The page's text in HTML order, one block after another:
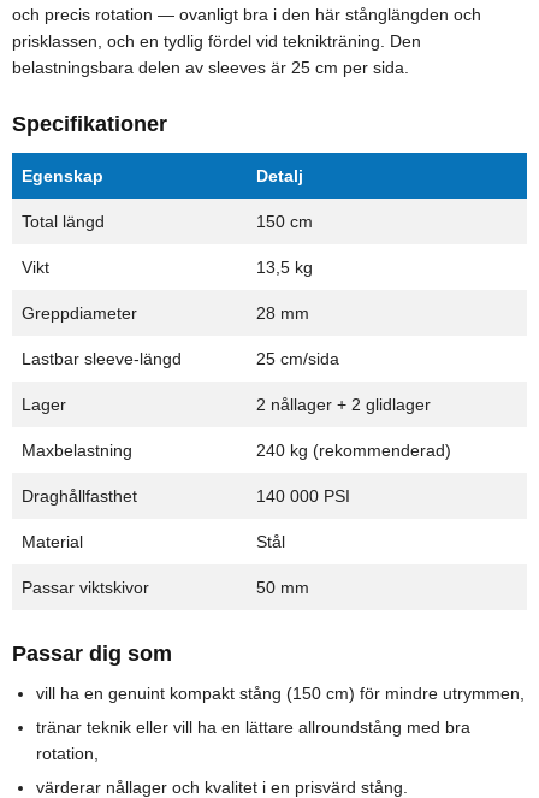
och precis rotation — ovanligt bra i den här stånglängden och
prisklassen, och en tydlig fördel vid teknikträning. Den
belastningsbara delen av sleeves är 25 cm per sida.
Specifikationer
Egenskap Detalj
Total längd 150 cm
Vikt 13,5 kg
Greppdiameter 28 mm
Lastbar sleeve-längd 25 cm/sida
Lager 2 nållager + 2 glidlager
Maxbelastning 240 kg (rekommenderad)
Draghållfasthet 140 000 PSI
Material Stål
Passar viktskivor 50 mm
Passar dig som
vill ha en genuint kompakt stång (150 cm) för mindre utrymmen,
tränar teknik eller vill ha en lättare allroundstång med bra
rotation,
värderar nållager och kvalitet i en prisvärd stång.